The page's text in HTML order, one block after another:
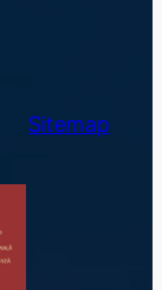
Sitemap